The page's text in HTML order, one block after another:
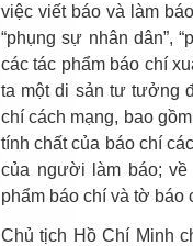
việc viết báo và làm
“phụng sự nhân dân”,
các tác phẩm báo chí
ta một di sản tư tưởng
chí cách mạng, bao
tính chất của báo chí
của người làm báo; về
phẩm báo chí và tờ báo
Chủ tịch Hồ Chí Minh